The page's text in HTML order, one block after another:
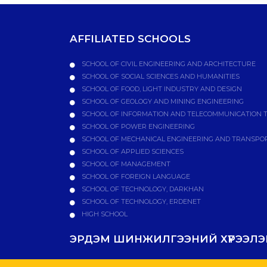
AFFILIATED SCHOOLS
SCHOOL OF CIVIL ENGINEERING AND ARCHITECTURE
SCHOOL OF SOCIAL SCIENCES AND HUMANITIES
SCHOOL OF FOOD, LIGHT INDUSTRY AND DESIGN
SCHOOL OF GEOLOGY AND MINING ENGINEERING
SCHOOL OF INFORMATION AND TELECOMMUNICATION
SCHOOL OF POWER ENGINEERING
SCHOOL OF MECHANICAL ENGINEERING AND
SCHOOL OF APPLIED SCIENCES
SCHOOL OF MANAGEMENT
SCHOOL OF FOREIGN LANGUAGE
SCHOOL OF TECHNOLOGY, DARKHAN
SCHOOL OF TECHNOLOGY, ERDENET
HIGH SCHOOL
ЭРДЭМ ШИНЖИЛГЭЭНИЙ